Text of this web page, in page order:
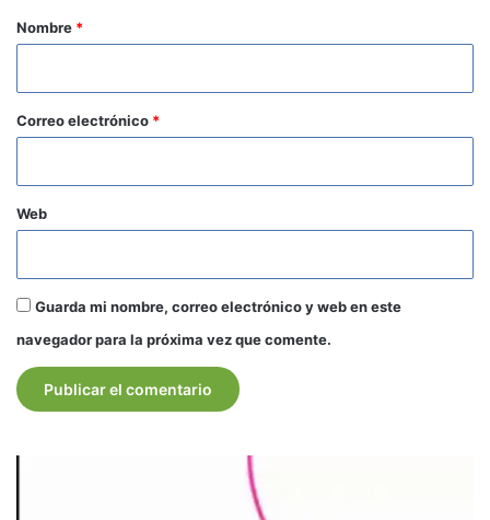
r
o
*
Nombre *
Correo electrónico *
Web
Guarda mi nombre, correo electrónico y web en este
navegador para la próxima vez que comente.